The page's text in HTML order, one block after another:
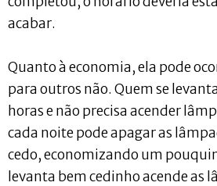
acabar.
Quanto à economia, ela pode
para outros não. Quem se
horas e não precisa acender
cada noite pode apagar as
cedo, economizando um
levanta bem cedinho acende as